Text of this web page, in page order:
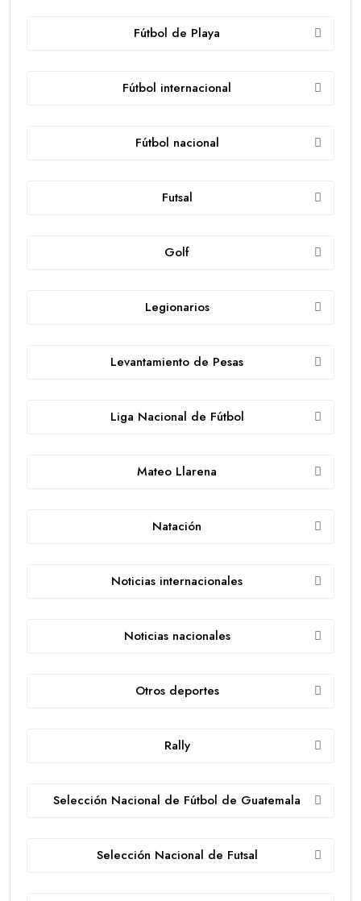
Fútbol de Playa
Fútbol internacional
Fútbol nacional
Futsal
Golf
Legionarios
Levantamiento de Pesas
Liga Nacional de Fútbol
Mateo Llarena
Natación
Noticias internacionales
Noticias nacionales
Otros deportes
Rally
Selección Nacional de Fútbol de Guatemala
Selección Nacional de Futsal